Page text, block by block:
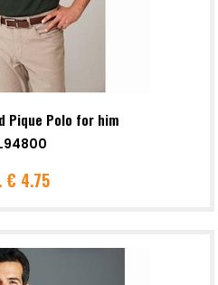
Pique Polo for him
€ 4.75